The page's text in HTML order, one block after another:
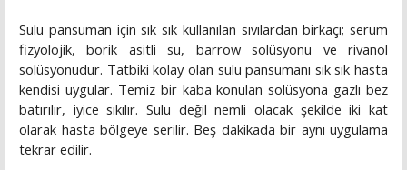
Sulu pansuman için sık sık kullanılan sıvılardan birkaçı; serum
fizyolojik, borik asitli su, barrow solüsyonu ve rivanol
solüsyonudur. Tatbiki kolay olan sulu pansumanı sık sık hasta
kendisi uygular. Temiz bir kaba konulan solüsyona gazlı bez
batırılır, iyice sıkılır. Sulu değil nemli olacak şekilde iki kat
olarak hasta bölgeye serilir. Beş dakikada bir aynı uygulama
tekrar edilir.